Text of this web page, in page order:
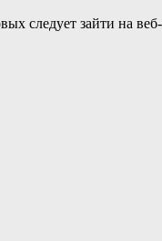
следует зайти на